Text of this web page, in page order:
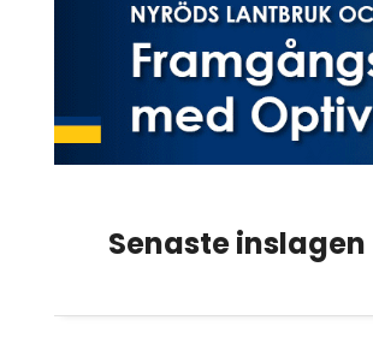
Senaste inslagen